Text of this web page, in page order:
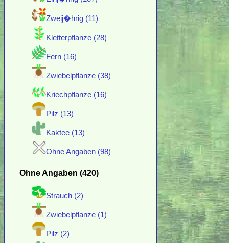
Zweij�hrig (11)
Kletterpflanze (28)
Fern (16)
Zwiebelpflanze (38)
Kriechpflanze (16)
Pilz (13)
Kaktee (13)
Ohne Angaben (98)
Ohne Angaben (420)
Strauch (2)
Zwiebelpflanze (1)
Pilz (2)